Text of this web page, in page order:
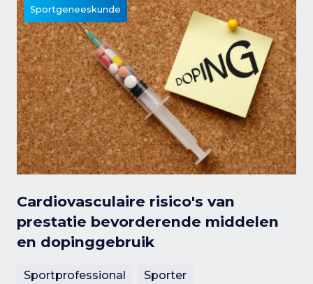
Sportgeneeskunde
Cardiovasculaire risico's van
prestatie bevorderende middelen
en dopinggebruik
Sportprofessional Sporter